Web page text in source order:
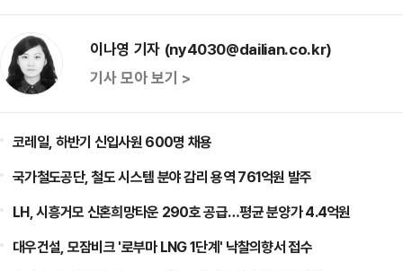
이나영 기자 (ny4030@dailian.co.kr)
기사 모아 보기 >
코레일, 하반기 신입사원 600명 채용
국가철도공단, 철도 시스템 분야 감리 용역 761억원 발주
LH, 시흥거모 신혼희망타운 290호 공급…평균 분양가 4.4억원
대우건설, 모잠비크 '로부마 LNG 1단계' 낙찰의향서 접수